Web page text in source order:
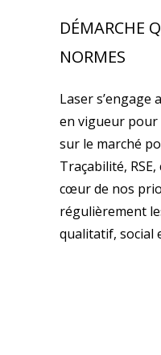
DÉMARCHE
NORMES
Laser s’engage
en vigueur pour
sur le marché
Traçabilité,
cœur de nos
régulièrement
qualitatif, social